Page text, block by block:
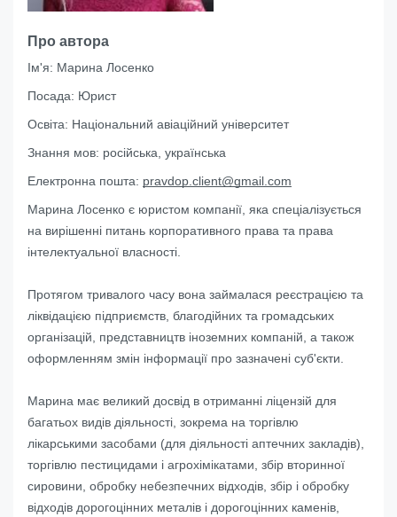
Про автора
Ім'я: Марина Лосенко
Посада: Юрист
Освіта: Національний авіаційний університет
Знання мов: російська, українська
Електронна пошта: pravdop.client@gmail.com
Марина Лосенко є юристом компанії, яка спеціалізується
на вирішенні питань корпоративного права та права
інтелектуальної власності.
Протягом тривалого часу вона займалася реєстрацією та
ліквідацією підприємств, благодійних та громадських
організацій, представництв іноземних компаній, а також
оформленням змін інформації про зазначені суб'єкти.
Марина має великий досвід в отриманні ліцензій для
багатьох видів діяльності, зокрема на торгівлю
лікарськими засобами (для діяльності аптечних закладів),
торгівлю пестицидами і агрохімікатами, збір вторинної
сировини, обробку небезпечних відходів, збір і обробку
відходів дорогоцінних металів і дорогоцінних каменів,